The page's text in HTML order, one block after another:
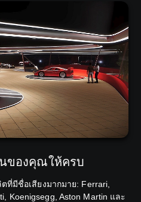
ของคุณให้ครบ
ที่มีชื่อเสียงมากมาย: Ferrari,
Koenigsegg, Aston Martin และ